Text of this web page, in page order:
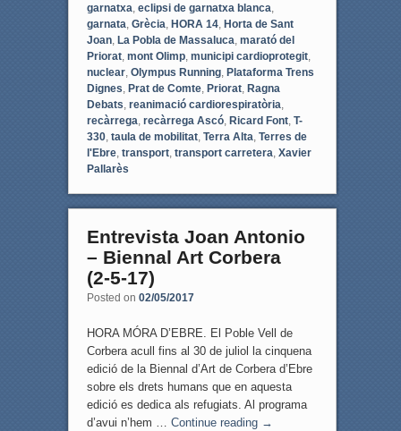
garnatxa, eclipsi de garnatxa blanca,
garnata, Grècia, HORA 14, Horta de Sant
Joan, La Pobla de Massaluca, marató del
Priorat, mont Olimp, municipi cardioprotegit,
nuclear, Olympus Running, Plataforma Trens
Dignes, Prat de Comte, Priorat, Ragna
Debats, reanimació cardiorespiratòria,
recàrrega, recàrrega Ascó, Ricard Font, T-
330, taula de mobilitat, Terra Alta, Terres de
l'Ebre, transport, transport carretera, Xavier
Pallarès
Entrevista Joan Antonio
– Biennal Art Corbera
(2-5-17)
Posted on 02/05/2017
HORA MÓRA D’EBRE. El Poble Vell de
Corbera acull fins al 30 de juliol la cinquena
edició de la Biennal d’Art de Corbera d’Ebre
sobre els drets humans que en aquesta
edició es dedica als refugiats. Al programa
d’avui n’hem … Continue reading →